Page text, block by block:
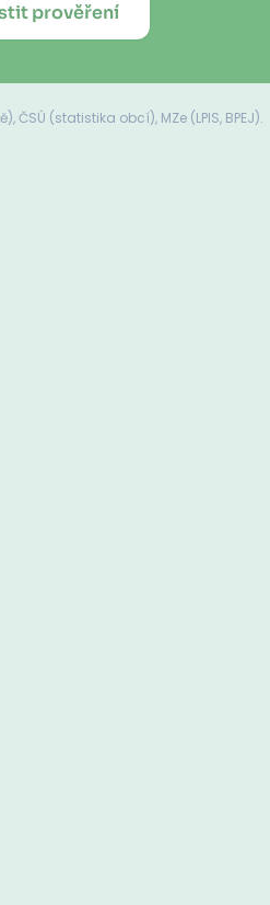
prověření
ČSÚ (statistika obcí), MZe (LPIS, BPEJ).